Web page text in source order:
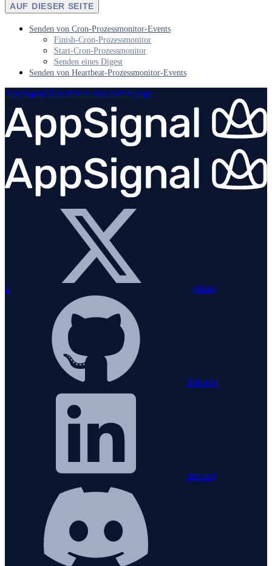
AUF DIESER SEITE
Senden von Cron-Prozessmonitor-Events
Finish-Cron-Prozessmonitor
Start-Cron-Prozessmonitor
Senden eines Digest
Senden von Heartbeat-Prozessmonitor-Events
AppSignal Documentation home page
x github
linkedin
discord